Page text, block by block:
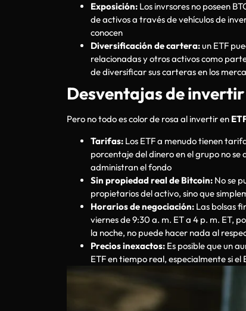
Exposición: Los invrsores no poseen
de activos a través de vehículos de
conocen
Diversificación de cartera:un ETF
relacionadas y otros activos como
de diversificar sus carteras en los
Desventajas de invertir
Pero no todo es color de rosa al invertir en
Tarifas: Los ETF a menudo tienen
porcentaje del dinero en el grupo no se
administran el fondo
Sin propiedad real de Bitcoin: No se
propietarios del activo, sino que
Horarios de negociación: Las bolsas
viernes de 9:30 a. m. ET a 4 p. m. ET,
la noche, no puede hacer nada al
Precios inexactos: Es posible que un
ETF en tiempo real, especialmente si